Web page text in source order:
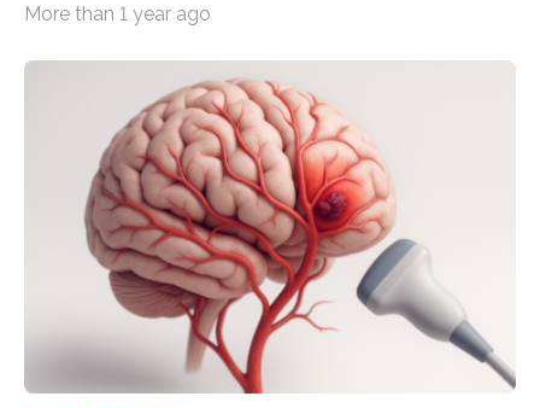
Überplanmäßige Verpflichtungsermächtigungen in
Woche vom Haushaltsausschuss freigegeben – unter
anderem zur Unterstützung der
Industrieforschungsprogramme Industrielle
Gemeinschaftsforschung (IGF), Zentrales
Innovationsprogramm Mittelstand (ZIM) und
Innovationskompetenz INNO-KOM. Auf dem
Innovationstag Mittelstand 2025 am 5. Juni 2025 in
Berlin überbrachte das Bundesministerium für
Wirtschaft und Energie eine gute Nachricht:
Überplanmäßige Verpflichtungsermächtigungen in
More than 1 year ago